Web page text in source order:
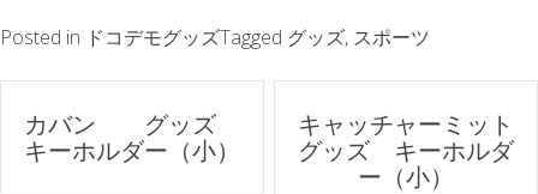
Posted in ドコデモグッズTagged グッズ, スポーツ
ポ
ス
カバン グッズ
キーホルダー（小）
キャッチャーミット
グッズ キーホルダ
ー（小）